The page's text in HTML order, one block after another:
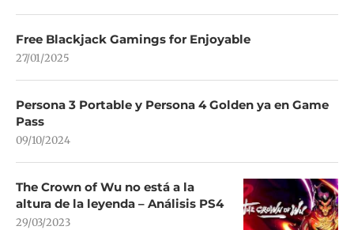
Free Blackjack Gamings for Enjoyable
27/01/2025
Persona 3 Portable y Persona 4 Golden ya en Game
Pass
09/10/2024
The Crown of Wu no está a la
altura de la leyenda – Análisis PS4
29/03/2023